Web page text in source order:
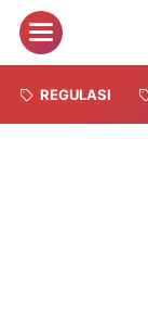
Menu
REGULASI